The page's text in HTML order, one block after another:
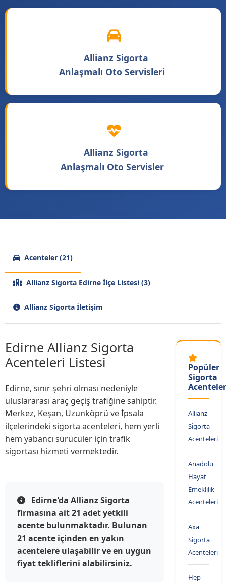
Allianz Sigorta
Anlaşmalı Oto Servisleri
Allianz Sigorta
Anlaşmalı Oto Servisler
Acenteler (21)
Allianz Sigorta Edirne İlçe Listesi (3)
Allianz Sigorta İletişim
Edirne Allianz Sigorta
Acenteleri Listesi
Edirne, sınır şehri olması nedeniyle
uluslararası araç geçiş trafiğine sahiptir.
Merkez, Keşan, Uzunköprü ve İpsala
ilçelerindeki sigorta acenteleri, hem yerli
hem yabancı sürücüler için trafik
sigortası hizmeti vermektedir.
Edirne'da Allianz Sigorta
firmasına ait 21 adet yetkili
acente bulunmaktadır. Bulunan
21 acente içinden en yakın
acentelere ulaşabilir ve en uygun
fiyat tekliflerini alabilirsiniz.
Popüler
Sigorta
Allianz
Sigorta
Acenteleri
Anadolu
Hayat
Emeklilik
Acenteleri
Axa
Sigorta
Acenteleri
Hep